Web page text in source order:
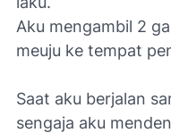
Aku mengambil 2
meuju ke tempat
Saat aku berjalan
sengaja aku